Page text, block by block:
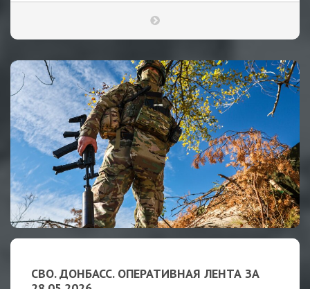
СВО. ДОНБАСС. ОПЕРАТИВНАЯ ЛЕНТА ЗА